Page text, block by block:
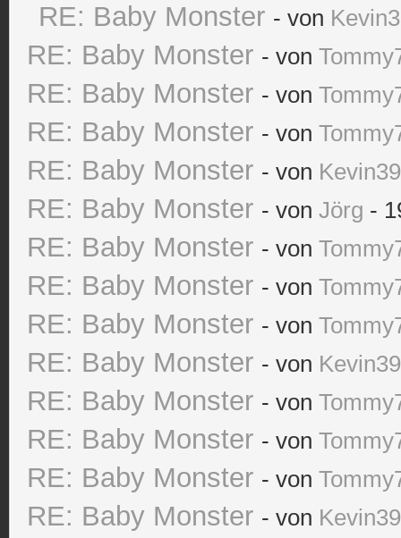
RE: Baby Monster - von
RE: Baby Monster - von
RE: Baby Monster - von
RE: Baby Monster - von
RE: Baby Monster - von
RE: Baby Monster - von Jörg -
RE: Baby Monster - von
RE: Baby Monster - von
RE: Baby Monster - von
RE: Baby Monster - von
RE: Baby Monster - von
RE: Baby Monster - von
RE: Baby Monster - von
RE: Baby Monster - von